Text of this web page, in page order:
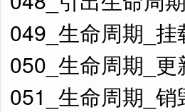
049_生命周期_挂
050_生命周期_更
051_生命周期_销